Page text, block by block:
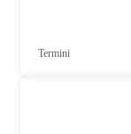
Termini